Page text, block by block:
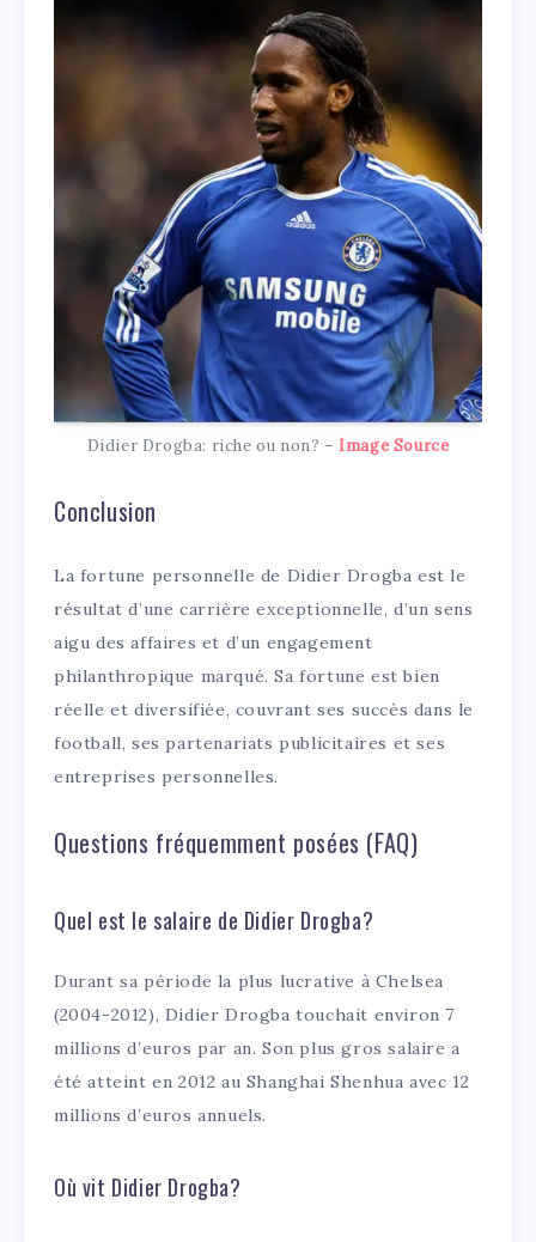
Didier Drogba: riche ou non? – Image Source
Conclusion
La fortune personnelle de Didier Drogba est le
résultat d’une carrière exceptionnelle, d’un sens
aigu des affaires et d’un engagement
philanthropique marqué. Sa fortune est bien
réelle et diversifiée, couvrant ses succès dans le
football, ses partenariats publicitaires et ses
entreprises personnelles.
Questions fréquemment posées (FAQ)
Quel est le salaire de Didier Drogba?
Durant sa période la plus lucrative à Chelsea
(2004-2012), Didier Drogba touchait environ 7
millions d’euros par an. Son plus gros salaire a
été atteint en 2012 au Shanghai Shenhua avec 12
millions d’euros annuels.
Où vit Didier Drogba?